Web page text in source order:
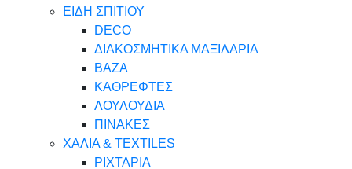
ΕΙΔΗ ΣΠΙΤΙΟΥ
DECO
ΔΙΑΚΟΣΜΗΤΙΚΑ ΜΑΞΙΛΑΡΙΑ
ΒΑΖΑ
ΚΑΘΡΕΦΤΕΣ
ΛΟΥΛΟΥΔΙΑ
ΠΙΝΑΚΕΣ
ΧΑΛΙΑ & TEXTILES
ΡΙΧΤΑΡΙΑ